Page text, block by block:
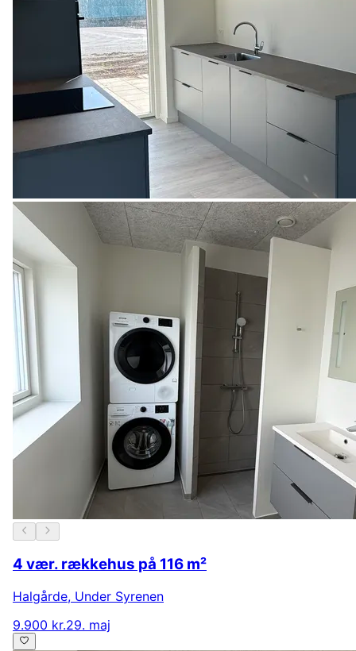
4 vær. rækkehus på 116 m²
Halgårde, Under Syrenen
9.900 kr.29. maj